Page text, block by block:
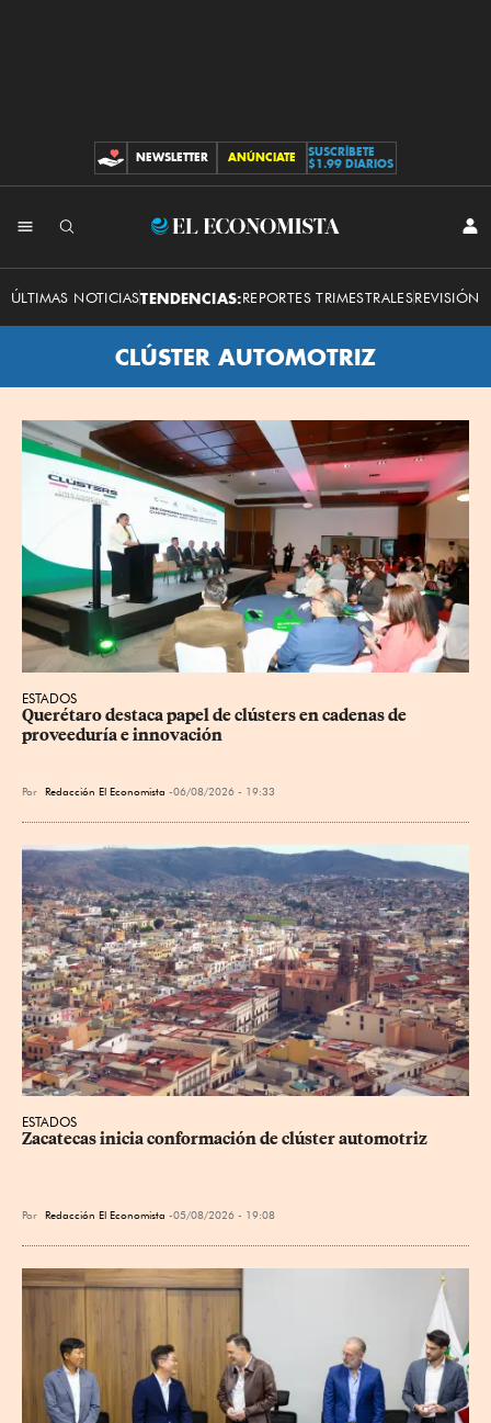
CONTRIBUCIONES
NEWSLETTER ANÚNCIATE
SUSCRÍBETE
$1.99 DIARIOS
El
Economista
ÚLTIMAS NOTICIASTENDENCIAS:REPORTES TRIMESTRALESREVISIÓN
CLÚSTER AUTOMOTRIZ
ESTADOS
Querétaro destaca papel de clústers en cadenas de
proveeduría e innovación
Por Redacción El Economista 06/08/2026 - 19:33
ESTADOS
Zacatecas inicia conformación de clúster automotriz
Por Redacción El Economista 05/08/2026 - 19:08